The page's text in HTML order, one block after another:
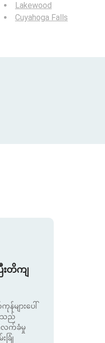
Lakewood
Cuyahoga Falls
တိကျ
များပေါ်
သည်
၏လက်ခံမှု
ခြုံ